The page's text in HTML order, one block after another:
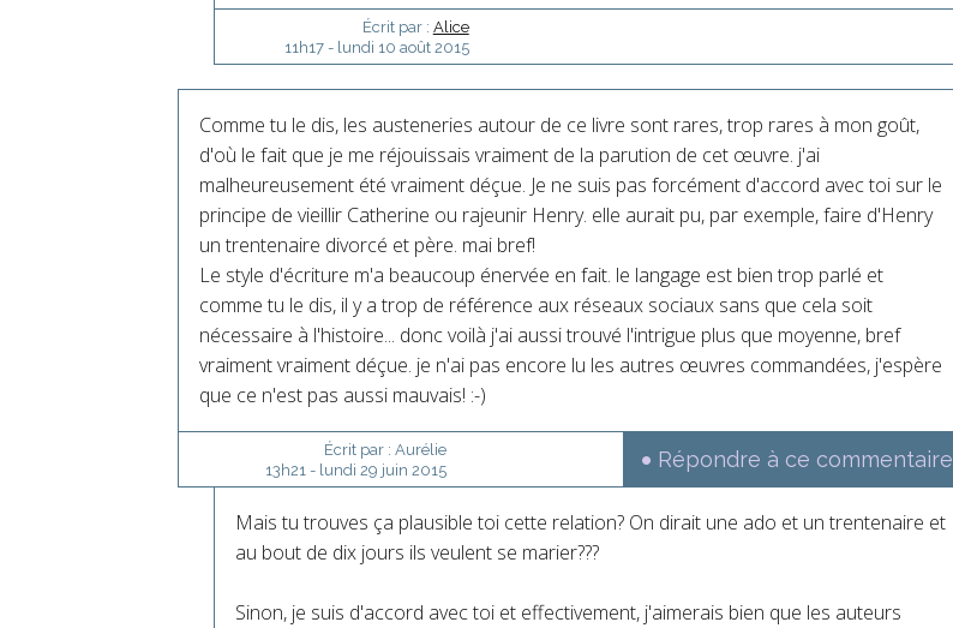
Écrit par : Alice
11h17- lundi 10 août 2015
Comme tu le dis, les austeneries autour de ce livre sont rares, trop rares à mon goût,
d'où le fait que je me réjouissais vraiment de la parution de cet œuvre. j'ai
malheureusement été vraiment déçue. Je ne suis pas forcément d'accord avec toi sur le
principe de vieillir Catherine ou rajeunir Henry. elle aurait pu, par exemple, faire d'Henry
un trentenaire divorcé et père. mai bref!
Le style d'écriture m'a beaucoup énervée en fait. le langage est bien trop parlé et
comme tu le dis, il y a trop de référence aux réseaux sociaux sans que cela soit
nécessaire à l'histoire... donc voilà j'ai aussi trouvé l'intrigue plus que moyenne, bref
vraiment vraiment déçue. je n'ai pas encore lu les autres œuvres commandées, j'espère
que ce n'est pas aussi mauvais! :-)
Écrit par : Aurélie
13h21- lundi 29 juin 2015 Répondre à ce commentaire
Mais tu trouves ça plausible toi cette relation? On dirait une ado et un trentenaire et
au bout de dix jours ils veulent se marier???
Sinon, je suis d'accord avec toi et effectivement, j'aimerais bien que les auteurs